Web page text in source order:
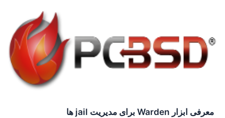
معرفی ابزار Warden برای مدیریت jail ها